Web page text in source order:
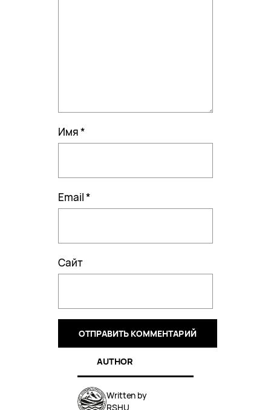
Имя*
Email*
Сайт
AUTHOR
Written by
RSHU